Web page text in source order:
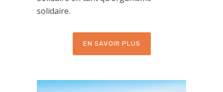
solidaire.
EN SAVOIR PLUS